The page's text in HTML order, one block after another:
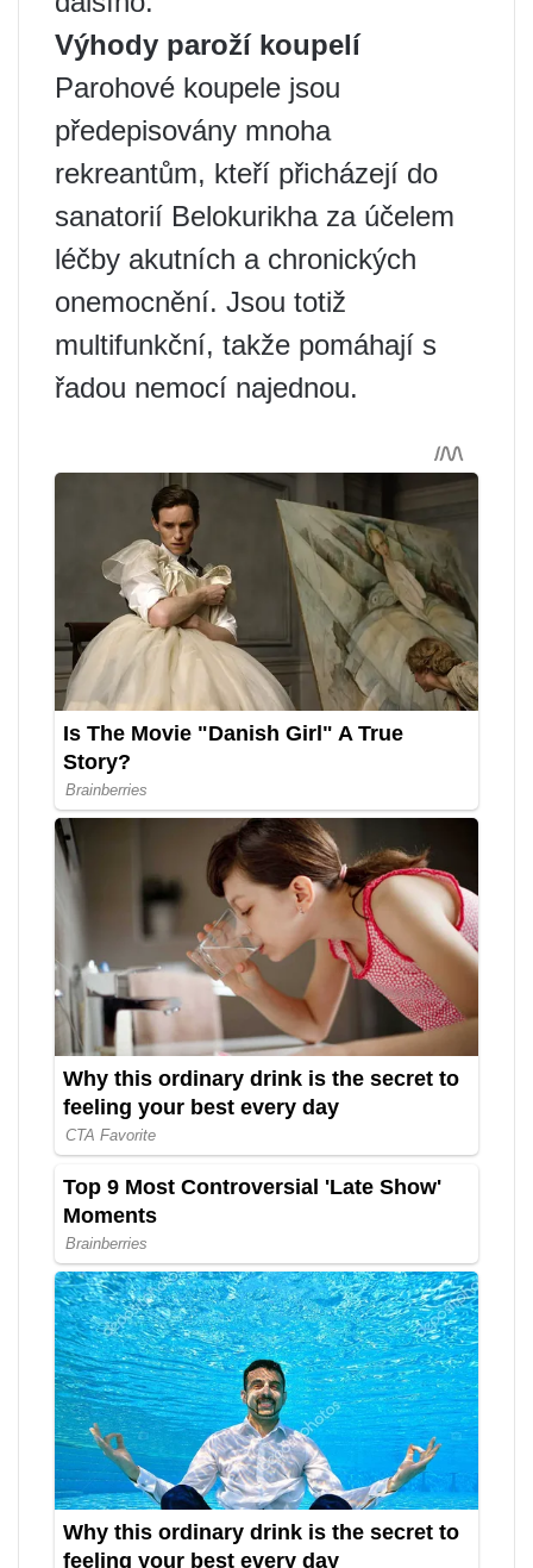
Výhody paroží koupelí
Parohové koupele jsou
předepisovány mnoha
rekreantům, kteří přicházejí do
sanatorií Belokurikha za účelem
léčby akutních a chronických
onemocnění. Jsou totiž
multifunkční, takže pomáhají s
řadou nemocí najednou.